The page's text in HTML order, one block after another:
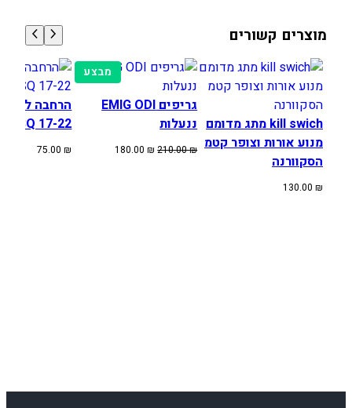
מוצרים קשורים
kill swich מתג מדומם
מנוע אורות וצופר קטמ
הסקוורנה
130.00 ₪
מבצע מוצרים
במבצע
גריפים EMIG ODI
ננעלות
210.00₪
המחיר
180.00₪
המחיר
הרחבה
17-22
75.00₪